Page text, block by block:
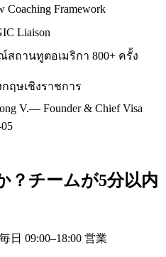
Framework
Liaison
ถานทูตอเมริกา 800+ ครั้ง
กฤษเชิงราชการ
V.— Founder & Chief Visa
？チームが5分以内
日 09:00–18:00 営業